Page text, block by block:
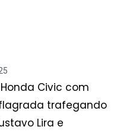
Civic com
trafegando
Lira e